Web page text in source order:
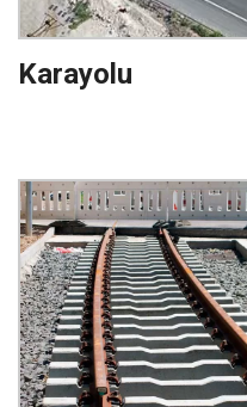
Karayolu